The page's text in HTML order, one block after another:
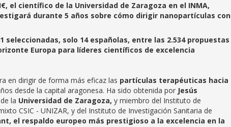
el científico de la Universidad de Zaragoza en el INMA,
durante 5 años sobre cómo dirigir nanopartículas con
seleccionadas, solo 14 españolas, entre las 2.534 propuestas
Europa para líderes científicos de excelencia
en dirigir de forma más eficaz las partículas terapéuticas hacia
desde la capital aragonesa. Ha sido obtenida por Jesús
de la Universidad de Zaragoza, y miembro del Instituto de
CSIC - UNIZAR, y del Instituto de Investigación Sanitaria de
el respaldo europeo más prestigioso a la excelencia en la